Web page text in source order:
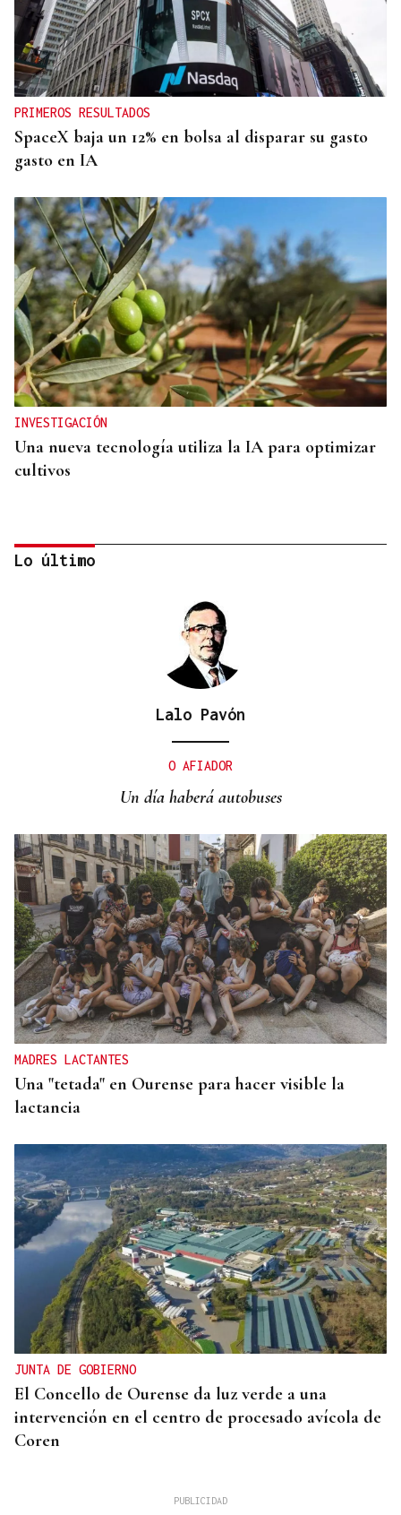
PRIMEROS RESULTADOS
SpaceX baja un 12% en bolsa al disparar su gasto
gasto en IA
INVESTIGACIÓN
Una nueva tecnología utiliza la IA para optimizar
cultivos
El Ibex 35 abre la sesión con un alza del 0,4% y
Lo último
Lalo Pavón
O AFIADOR
Un día haberá autobuses
MADRES LACTANTES
Una "tetada" en Ourense para hacer visible la
lactancia
JUNTA DE GOBIERNO
El Concello de Ourense da luz verde a una
intervención en el centro de procesado avícola de
Coren